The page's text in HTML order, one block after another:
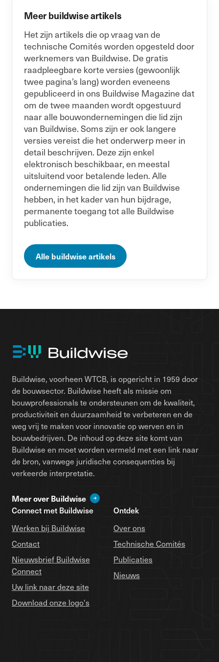
Meer buildwise artikels
Het zijn artikels die op vraag van de
technische Comités worden opgesteld door
werknemers van Buildwise. De gratis
raadpleegbare korte versies (gewoonlijk
twee pagina’s lang) worden eveneens
gepubliceerd in ons Buildwise Magazine dat
om de twee maanden wordt opgestuurd
naar alle bouwondernemingen die lid zijn
van Buildwise. Soms zijn er ook langere
versies vereist die het onderwerp meer in
detail beschrijven. Deze zijn enkel
elektronisch beschikbaar, en meestal
uitsluitend voor betalende leden. Alle
ondernemingen die lid zijn van Buildwise
hebben, in het kader van hun bijdrage,
permanente toegang tot alle Buildwise
publicaties.
Alle buildwise artikels
Buildwise, voorheen WTCB, is opgericht in 1959 door
de bouwsector. Buildwise heeft als missie om
bouwprofessionals te ondersteunen om de kwaliteit,
productiviteit en duurzaamheid te verbeteren en de
weg vrij te maken voor innovatie op werven en in
bouwbedrijven. De inhoud op deze site komt van
Buildwise en moet worden vermeld met een link naar
de bron, vanwege juridische consequenties bij
verkeerde interpretatie.
Meer over Buildwise
Connect met Buildwise
Werken bij Buildwise
Contact
Nieuwsbrief Buildwise
Connect
Uw link naar deze site
Download onze logo's
Ontdek
Over ons
Technische Comités
Publicaties
Nieuws